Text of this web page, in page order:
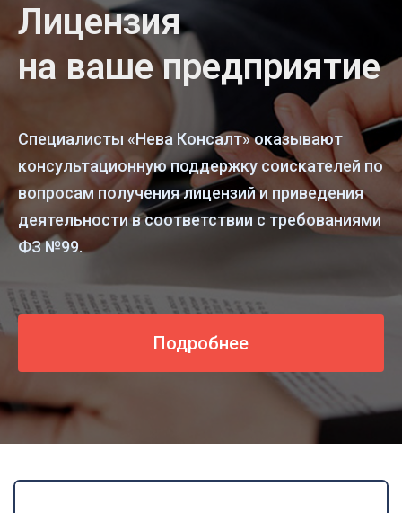
Лицензия
на ваше предприятие
Специалисты «Нева Консалт» оказывают
консультационную поддержку соискателей по
вопросам получения лицензий и приведения
деятельности в соответствии с требованиями
ФЗ №99.
Подробнее